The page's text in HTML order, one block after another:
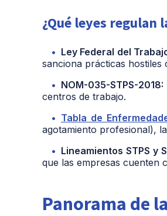
¿Qué leyes regulan
Ley Federal del
sanciona prácticas hostiles
NOM-035-STPS-2018:
centros de trabajo.
Tabla de
agotamiento profesional),
Lineamientos STPS y
que las empresas cuenten
Panorama de